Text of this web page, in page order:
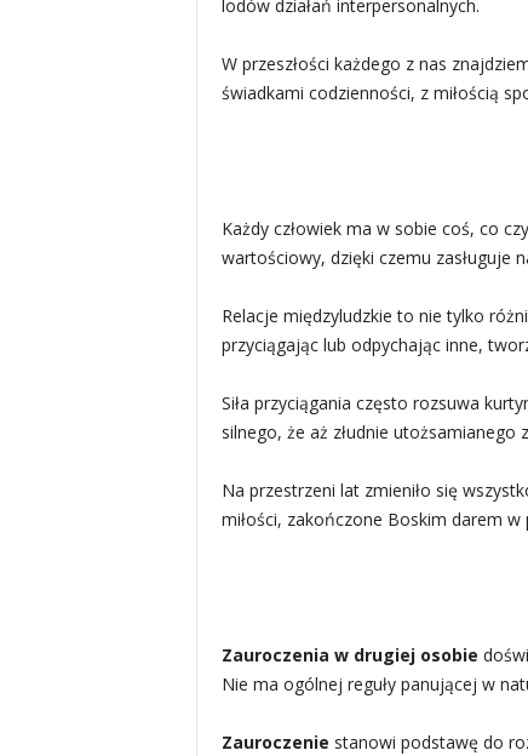
lodów działań interpersonalnych.
W przeszłości każdego z nas
świadkami codzienności, z miłością
Każdy człowiek ma w sobie coś, co
wartościowy, dzięki czemu zasługuje
Relacje międzyludzkie to nie tylko
przyciągając lub odpychając inne,
Siła przyciągania często rozsuwa
silnego, że aż złudnie
Na przestrzeni lat zmieniło się
miłości, zakończone Boskim darem w
Zauroczenia w drugiej osobie
Nie ma ogólnej reguły panującej w
Zauroczenie stanowi podstawę do